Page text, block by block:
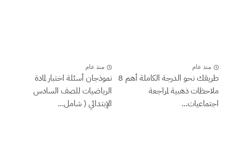
منذ عام
طريقك نحو الدرجة الكاملة أهم 8
ملاحظات ذهبية لمراجعة
اجتماعيات...
منذ عام
نموذجان أسئلة اختبار لمادة
الرياضيات للصف السادس
الإبتدائي ( شامل...